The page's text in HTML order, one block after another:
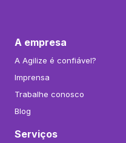
A empresa
A Agilize é confiável?
Imprensa
Trabalhe conosco
Blog
Serviços